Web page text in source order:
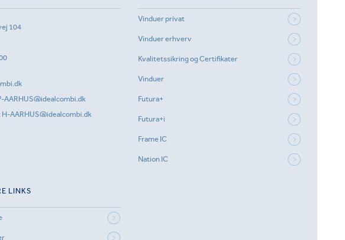
104
AARHUS@idealcombi.dk
H-AARHUS@idealcombi.dk
Vinduer privat
Vinduer erhverv
Kvalitetssikring og Certifikater
Vinduer
Futura+
Futura+i
Frame IC
Nation IC
LINKS